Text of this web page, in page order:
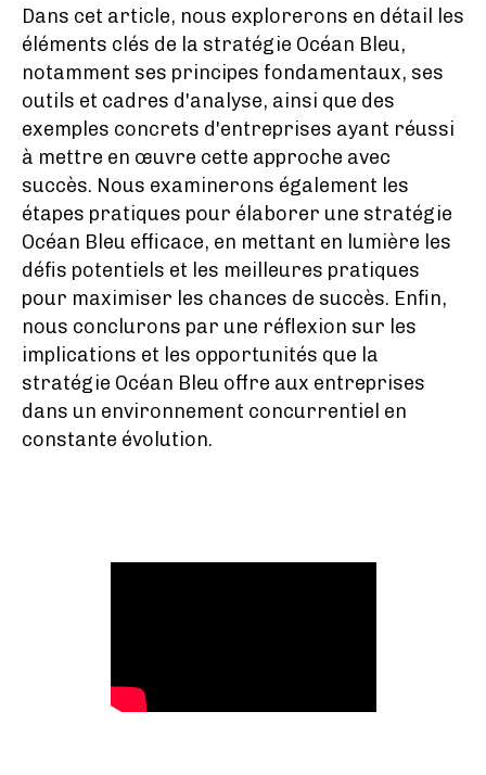
Dans cet article, nous explorerons en détail les
éléments clés de la stratégie Océan Bleu,
notamment ses principes fondamentaux, ses
outils et cadres d'analyse, ainsi que des
exemples concrets d'entreprises ayant réussi
à mettre en œuvre cette approche avec
succès. Nous examinerons également les
étapes pratiques pour élaborer une stratégie
Océan Bleu efficace, en mettant en lumière les
défis potentiels et les meilleures pratiques
pour maximiser les chances de succès. Enfin,
nous conclurons par une réflexion sur les
implications et les opportunités que la
stratégie Océan Bleu offre aux entreprises
dans un environnement concurrentiel en
constante évolution.